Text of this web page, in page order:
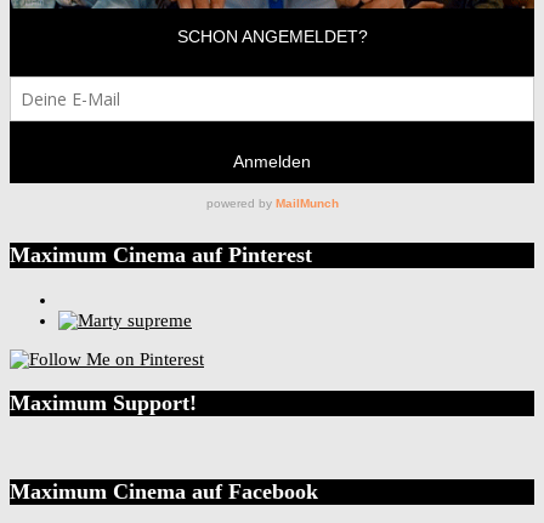
Maximum Cinema auf Pinterest
Maximum Support!
Maximum Cinema auf Facebook